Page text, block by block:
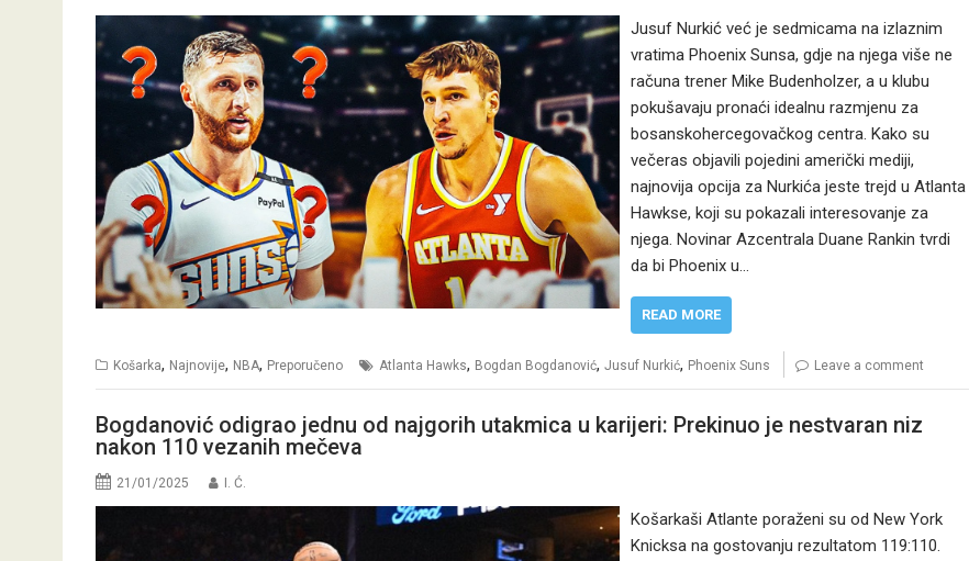
Jusuf Nurkić već je sedmicama na izlaznim
vratima Phoenix Sunsa, gdje na njega više ne
računa trener Mike Budenholzer, a u klubu
pokušavaju pronaći idealnu razmjenu za
bosanskohercegovačkog centra. Kako su
večeras objavili pojedini američki mediji,
najnovija opcija za Nurkića jeste trejd u Atlanta
Hawkse, koji su pokazali interesovanje za
njega. Novinar Azcentrala Duane Rankin tvrdi
da bi Phoenix u…
READ MORE
Košarka, Najnovije, NBA, Preporučeno Atlanta Hawks, Bogdan Bogdanović, Jusuf Nurkić, Phoenix Suns Leave a comment
Bogdanović odigrao jednu od najgorih utakmica u karijeri: Prekinuo je nestvaran niz
nakon 110 vezanih mečeva
21/01/2025 I. Ć.
Košarkaši Atlante poraženi su od New York
Knicksa na gostovanju rezultatom 119:110.